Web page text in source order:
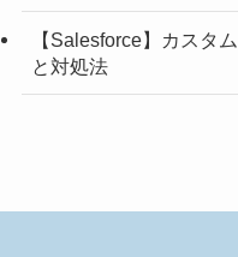
【Salesforce】カスタ
と対処法